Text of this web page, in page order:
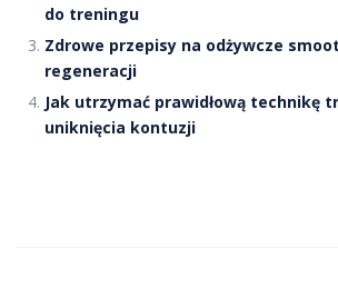
do treningu
Zdrowe przepisy na odżywcze
regeneracji
Jak utrzymać prawidłową technikę
uniknięcia kontuzji